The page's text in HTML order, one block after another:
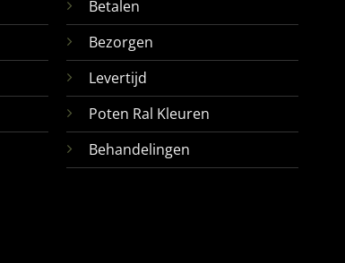
Betalen
Bezorgen
Levertijd
Poten Ral Kleuren
Behandelingen